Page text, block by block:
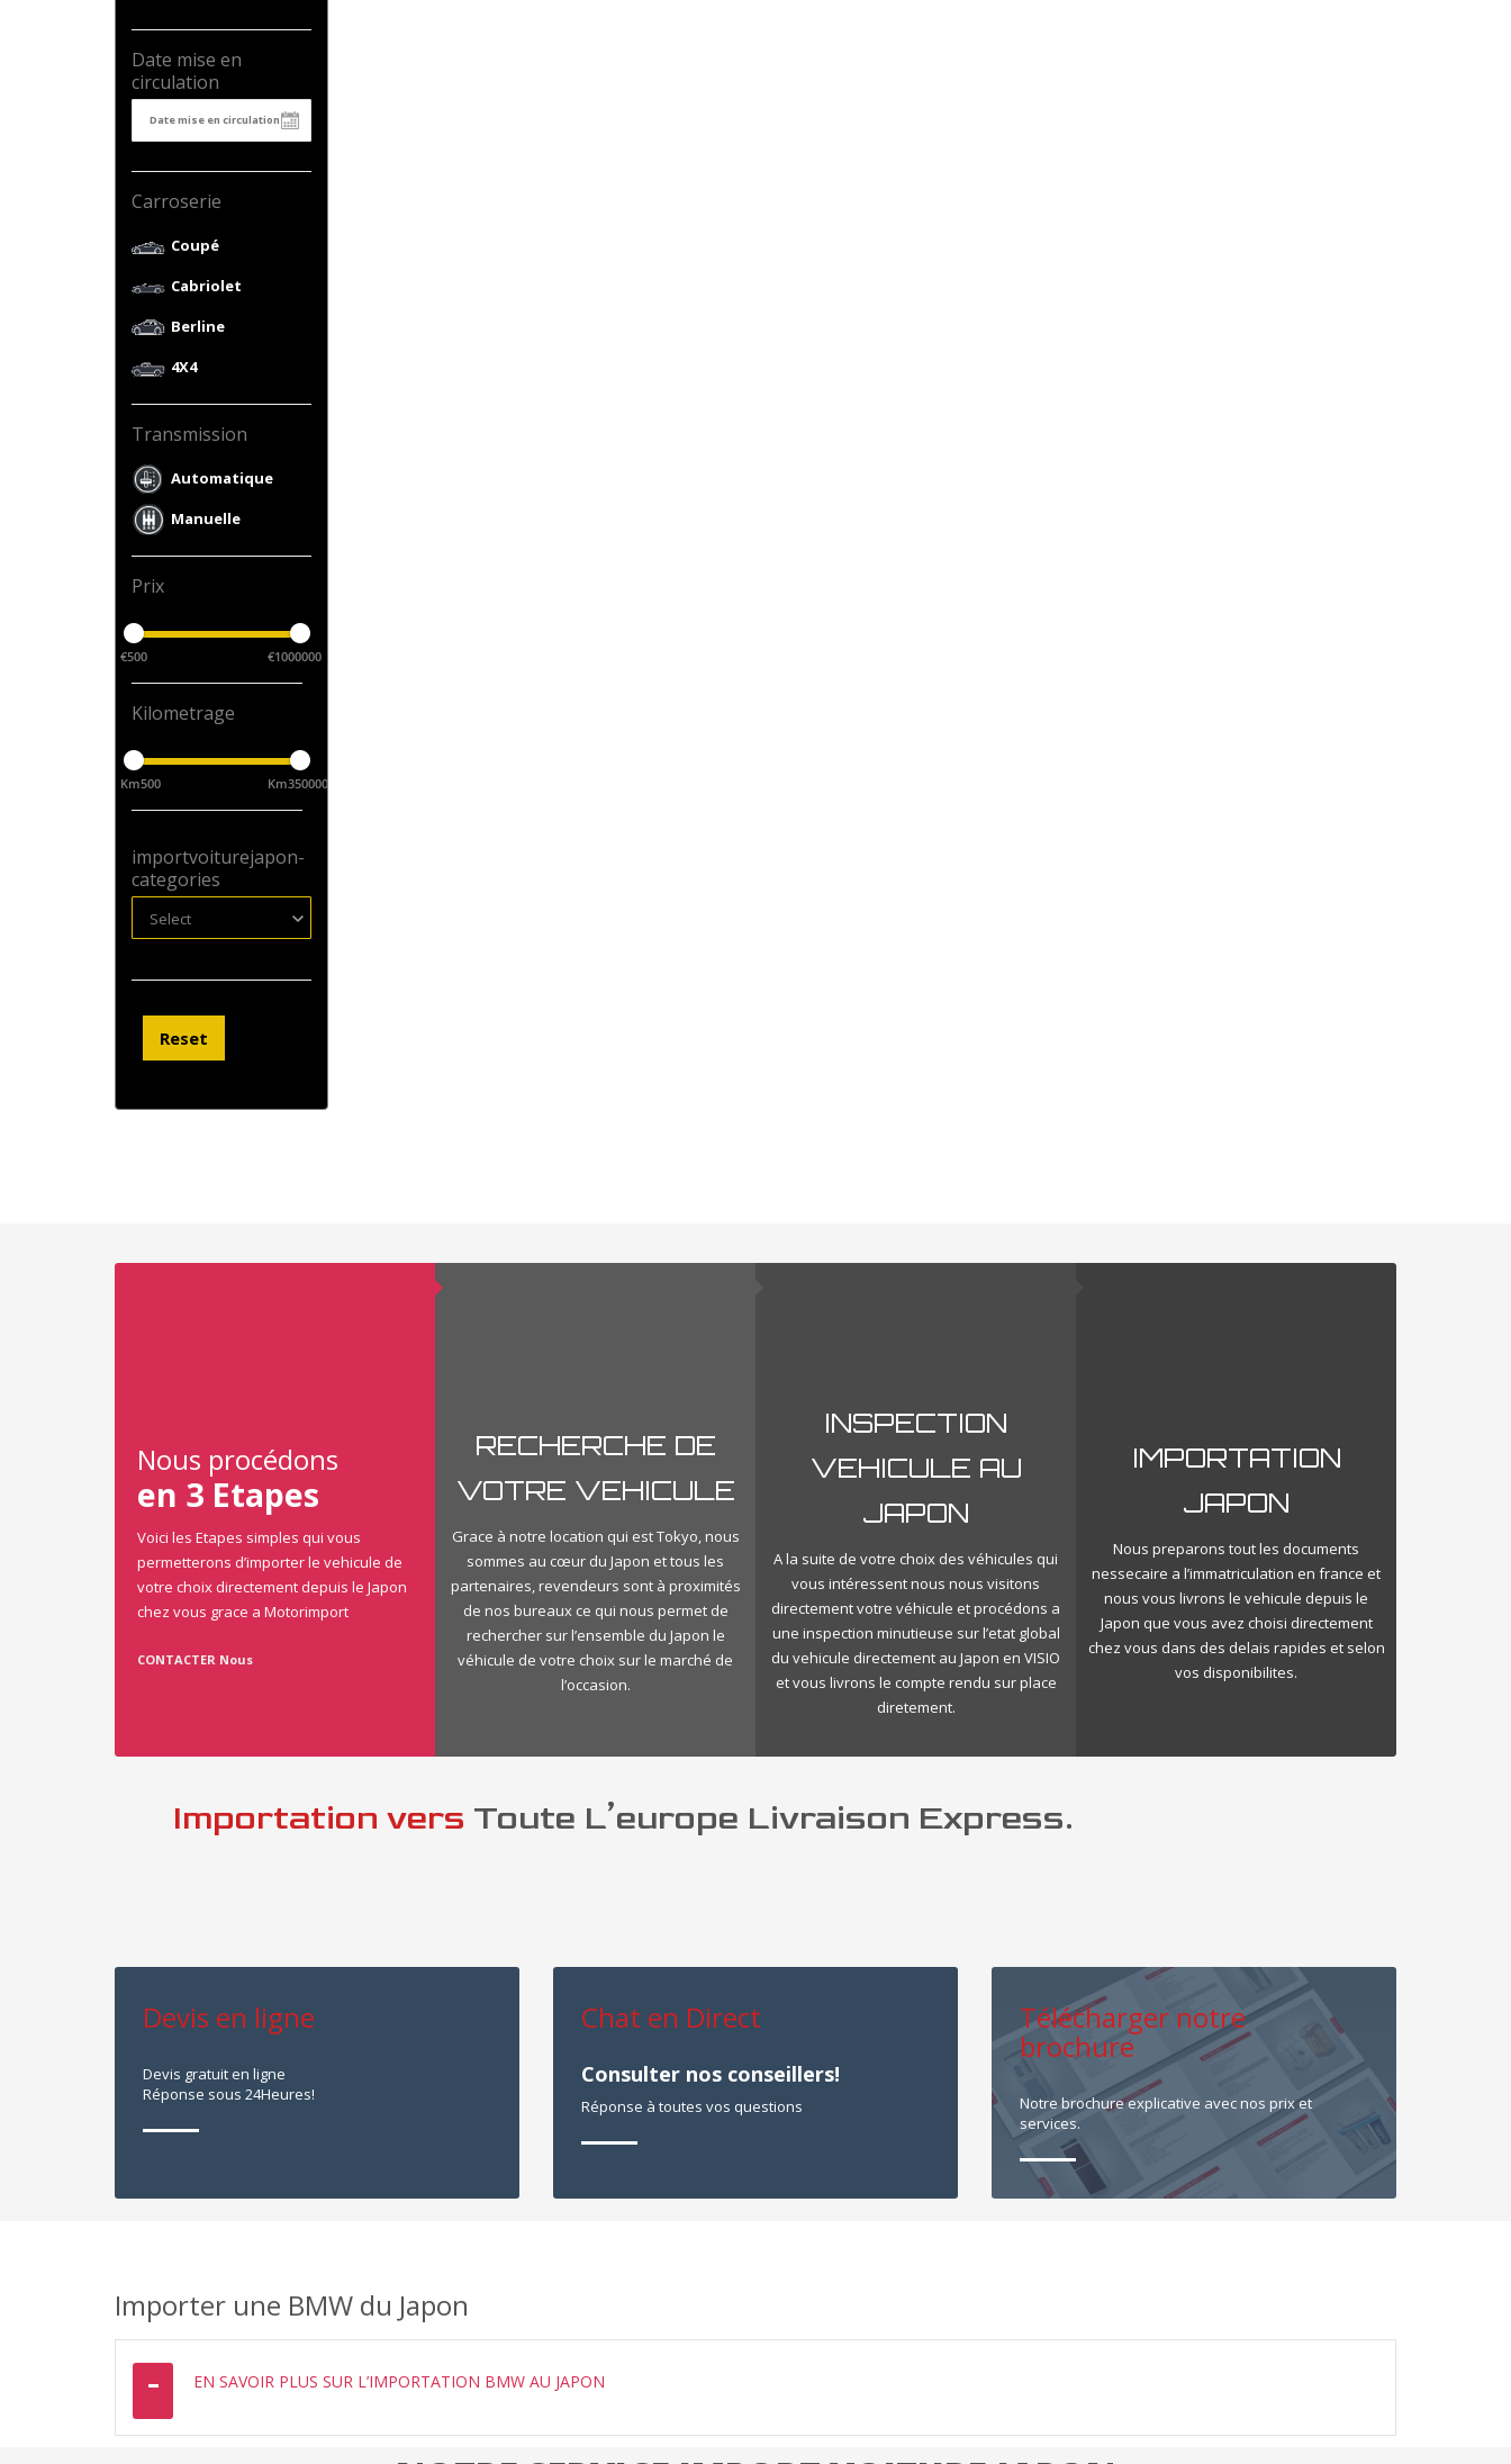
Date mise en
circulation
Carroserie
Coupé
Cabriolet
Berline
4X4
Transmission
Automatique
Manuelle
Prix
€500 €1000000
Kilometrage
Km500 Km350000
importvoiturejapon-
categories
Select
Reset
Nous procédons
en 3 Etapes
Voici les Etapes simples qui vous
permetterons d’importer le vehicule de
votre choix directement depuis le Japon
chez vous grace a Motorimport
CONTACTER Nous
RECHERCHE DE
VOTRE VEHICULE
Grace à notre location qui est Tokyo, nous
sommes au cœur du Japon et tous les
partenaires, revendeurs sont à proximités
de nos bureaux ce qui nous permet de
rechercher sur l’ensemble du Japon le
véhicule de votre choix sur le marché de
l’occasion.
INSPECTION
VEHICULE AU
JAPON
A la suite de votre choix des véhicules qui
vous intéressent nous nous visitons
directement votre véhicule et procédons a
une inspection minutieuse sur l’etat global
du vehicule directement au Japon en VISIO
et vous livrons le compte rendu sur place
diretement.
IMPORTATION
JAPON
Nous preparons tout les documents
nessecaire a l’immatriculation en france et
nous vous livrons le vehicule depuis le
Japon que vous avez choisi directement
chez vous dans des delais rapides et selon
vos disponibilites.
Importation vers Toute L’europe Livraison Express.
Devis en ligne
Devis gratuit en ligne
Réponse sous 24Heures!
Chat en Direct
Consulter nos conseillers!
Réponse à toutes vos questions
Télécharger notre
brochure
Notre brochure explicative avec nos prix et
services.
Importer une BMW du Japon
EN SAVOIR PLUS SUR L’IMPORTATION BMW AU JAPON